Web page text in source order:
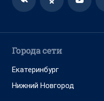
Города сети
Екатеринбург
Нижний Новгород